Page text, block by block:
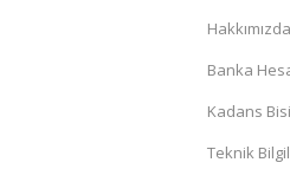
Hakkımızda
Banka
Kadans
Teknik